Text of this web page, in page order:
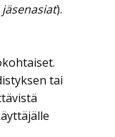
jäsenasiat).
tai